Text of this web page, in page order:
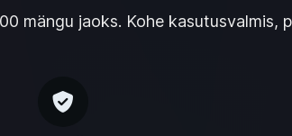
mängu jaoks. Kohe kasutusvalmis,